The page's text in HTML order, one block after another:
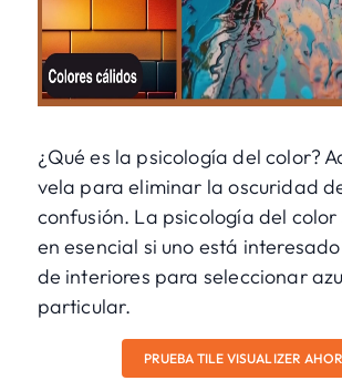
¿Qué es la psicología del color?
vela para eliminar la oscuridad
confusión. La psicología del color
en esencial si uno está
de interiores para seleccionar
particular.
PRUEBA TILE VISUALIZER